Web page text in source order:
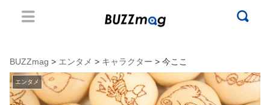
BUZZmag > エンタメ > キャラクター > 今ここ
エンタメ